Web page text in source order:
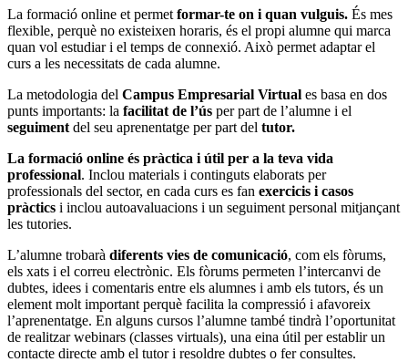
La formació online et permet formar-te on i quan vulguis. És mes
flexible, perquè no existeixen horaris, és el propi alumne qui marca
quan vol estudiar i el temps de connexió. Això permet adaptar el
curs a les necessitats de cada alumne.
La metodologia del Campus Empresarial Virtual es basa en dos
punts importants: la facilitat de l’ús per part de l’alumne i el
seguiment del seu aprenentatge per part del tutor.
La formació online és pràctica i útil per a la teva vida
professional. Inclou materials i continguts elaborats per
professionals del sector, en cada curs es fan exercicis i casos
pràctics i inclou autoavaluacions i un seguiment personal mitjançant
les tutories.
L’alumne trobarà diferents vies de comunicació, com els fòrums,
els xats i el correu electrònic. Els fòrums permeten l’intercanvi de
dubtes, idees i comentaris entre els alumnes i amb els tutors, és un
element molt important perquè facilita la compressió i afavoreix
l’aprenentatge. En alguns cursos l’alumne també tindrà l’oportunitat
de realitzar webinars (classes virtuals), una eina útil per establir un
contacte directe amb el tutor i resoldre dubtes o fer consultes.